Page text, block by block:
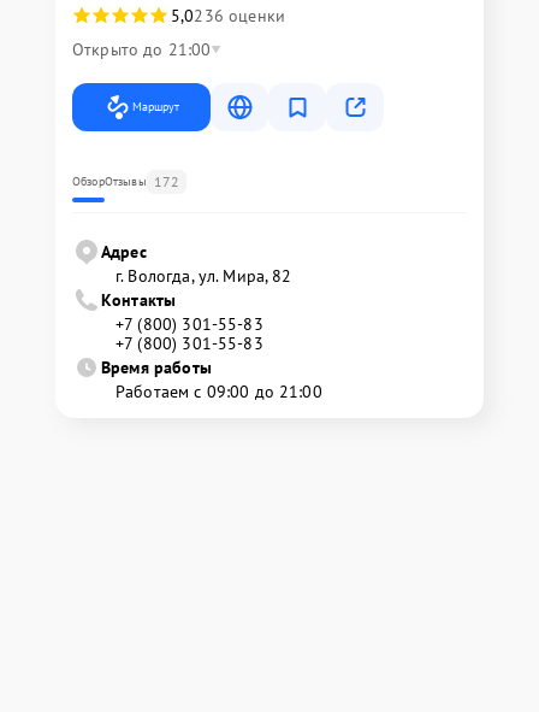
5,0236 оценки
Открыто до 21:00
Маршрут
ОбзорОтзывы 172
Адрес
г. Вологда, ул. Мира, 82
Контакты
+7 (800) 301-55-83
+7 (800) 301-55-83
Время работы
Работаем с 09:00 до 21:00